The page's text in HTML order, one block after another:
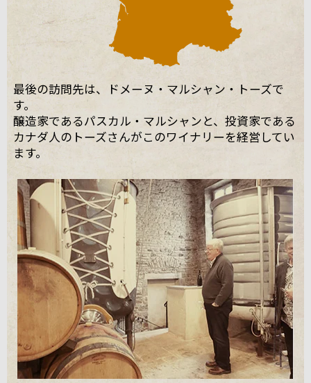
最後の訪問先は、ドメーヌ・マルシャン・トーズで
す。
醸造家であるパスカル・マルシャンと、投資家である
カナダ人のトーズさんがこのワイナリーを経営してい
ます。